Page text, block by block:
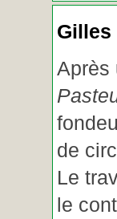
Gilles
Après
de
Le
le